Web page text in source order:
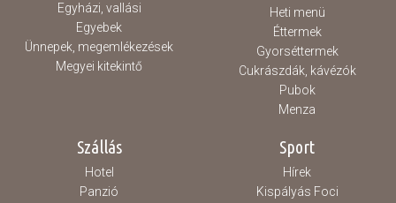
Egyházi, vallási
Egyebek
Ünnepek, megemlékezések
Megyei kitekintő
Heti menü
Éttermek
Gyorséttermek
Cukrászdák, kávézók
Pubok
Menza
Szállás
Hotel
Panzió
Sport
Hírek
Kispályás Foci